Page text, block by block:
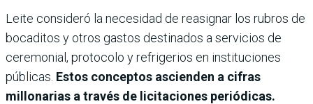
Leite consideró la necesidad de reasignar los rubros de
bocaditos y otros gastos destinados a servicios de
ceremonial, protocolo y refrigerios en instituciones
públicas. Estos conceptos ascienden a cifras
millonarias a través de licitaciones periódicas.